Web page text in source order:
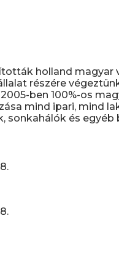
holland magyar
részére
ben 100%-os
mind ipari, mind
sonkahálók és